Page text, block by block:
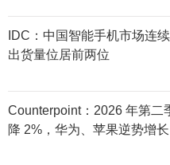
IDC：中国智能手机市场连
出货量位居前两位
Counterpoint：2026 年第二
降 2%，华为、苹果逆势增长